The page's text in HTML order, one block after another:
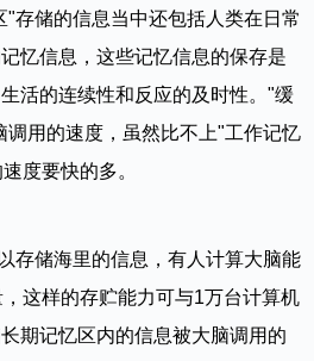
"存储的信息当中还包括人类在日常
忆信息，这些记忆信息的保存是
活的连续性和反应的及时性。"缓
调用的速度，虽然比不上"工作记忆
度要快的多。
存储海里的信息，有人计算大脑能
这样的存贮能力可与1万台计算机
期记忆区内的信息被大脑调用的